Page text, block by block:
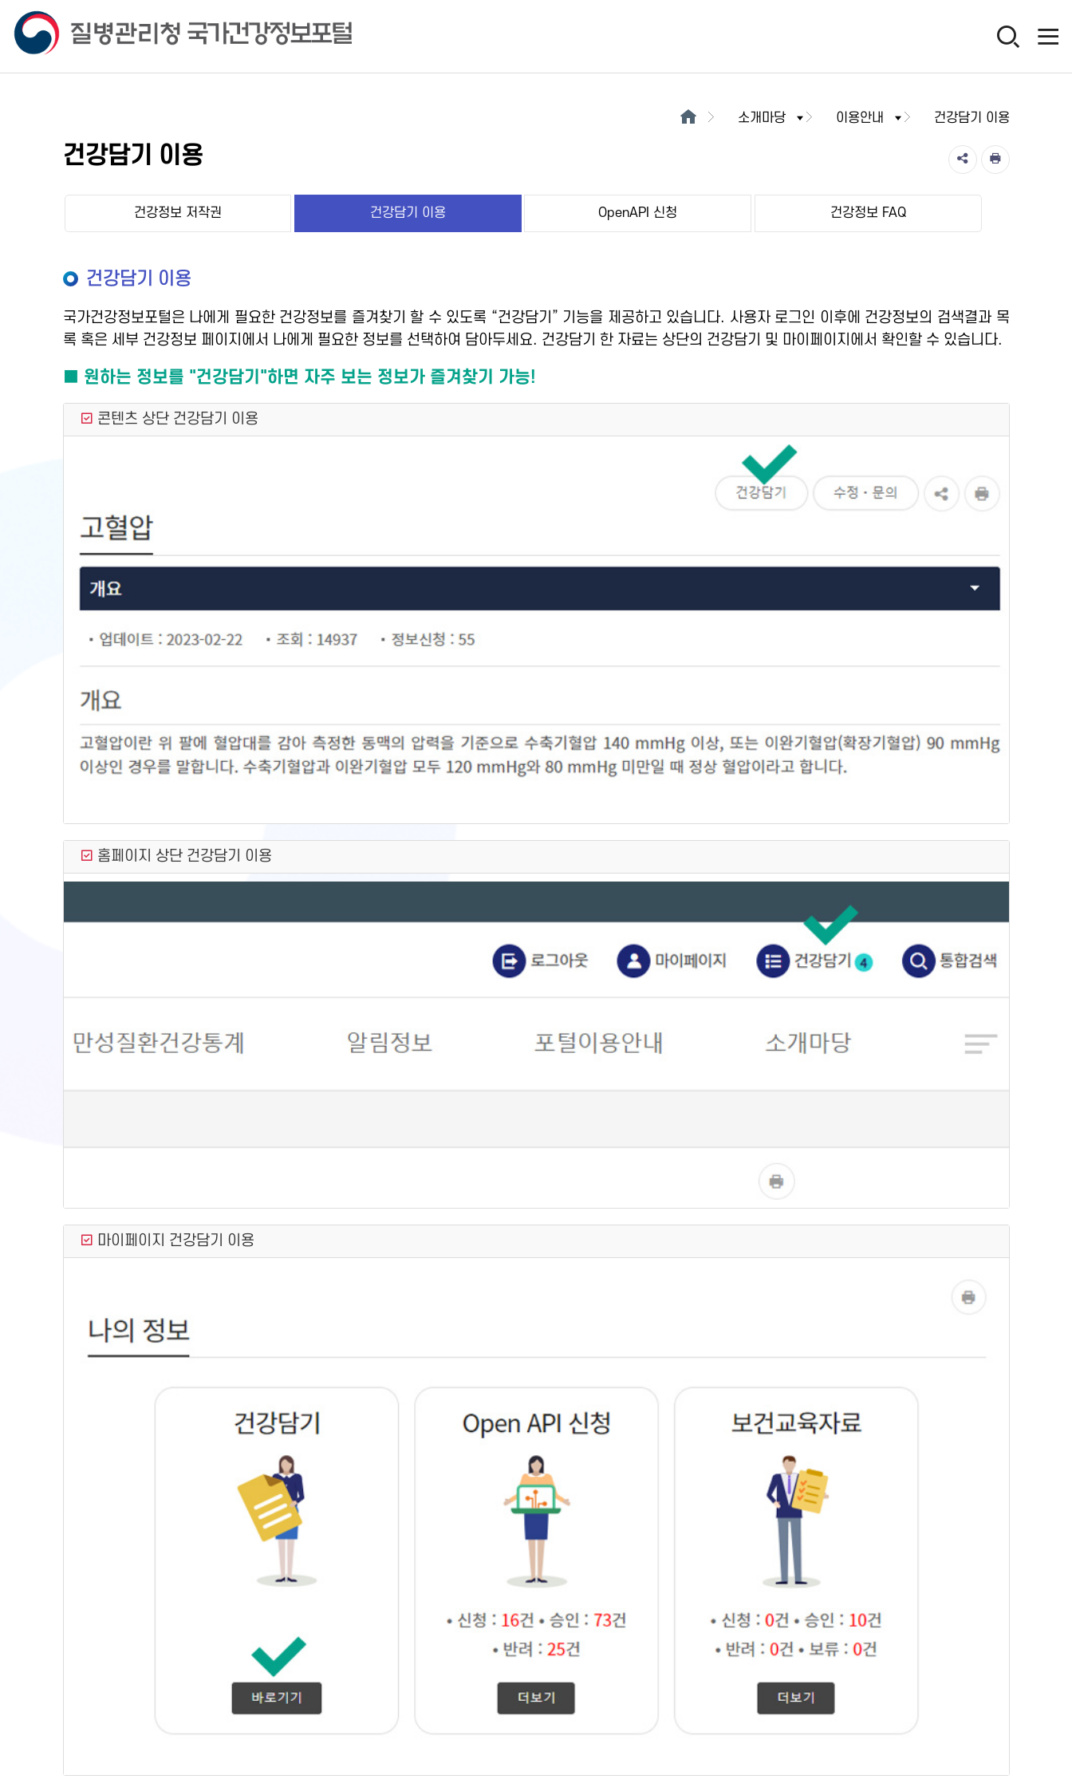
소개마당 이용안내 건강담기 이용
건강담기 이용
건강정보 저작권 건강담기 이용 OpenAPI 신청 건강정보 FAQ
건강담기 이용
국가건강정보포털은 나에게 필요한 건강정보를 즐겨찾기 할 수 있도록 “건강담기” 기능을 제공하고 있습니다. 사용자 로그인 이후에 건강정보의 검색결과 목
록 혹은 세부 건강정보 페이지에서 나에게 필요한 정보를 선택하여 담아두세요. 건강담기 한 자료는 상단의 건강담기 및 마이페이지에서 확인할 수 있습니다.
■ 원하는 정보를 "건강담기"하면 자주 보는 정보가 즐겨찾기 가능!
콘텐츠 상단 건강담기 이용
홈페이지 상단 건강담기 이용
마이페이지 건강담기 이용